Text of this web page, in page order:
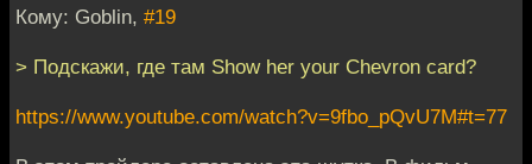
Кому: Goblin, #19
> Подскажи, где там Show her your Chevron card?
https://www.youtube.com/watch?v=9fbo_pQvU7M#t=77